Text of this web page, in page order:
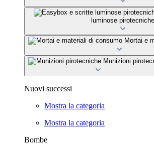
luminose pirotecniche
Mortai e
Munizioni
Nuovi successi
Mostra la categoria
Mostra la categoria
Bombe